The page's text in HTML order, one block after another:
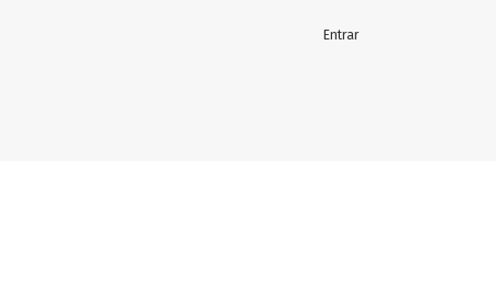
Entrar